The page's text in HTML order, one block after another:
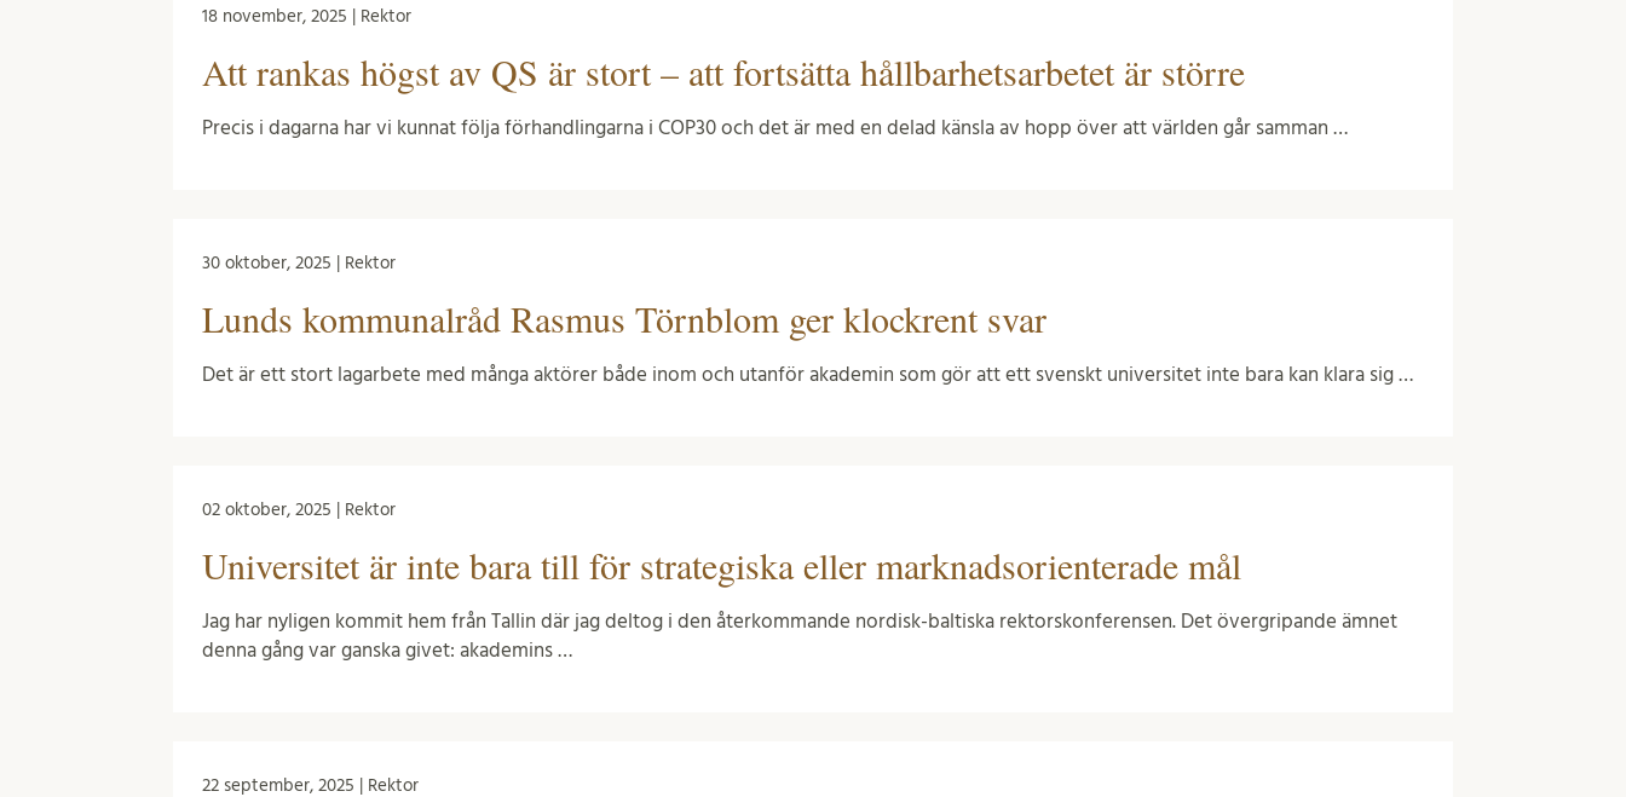
18 november, 2025 | Rektor
Att rankas högst av QS är stort – att fortsätta hållbarhetsarbetet är större
Precis i dagarna har vi kunnat följa förhandlingarna i COP30 och det är med en delad känsla av hopp över att världen går samman …
30 oktober, 2025 | Rektor
Lunds kommunalråd Rasmus Törnblom ger klockrent svar
Det är ett stort lagarbete med många aktörer både inom och utanför akademin som gör att ett svenskt universitet inte bara kan klara sig …
02 oktober, 2025 | Rektor
Universitet är inte bara till för strategiska eller marknadsorienterade mål
Jag har nyligen kommit hem från Tallin där jag deltog i den återkommande nordisk-baltiska rektorskonferensen. Det övergripande ämnet
denna gång var ganska givet: akademins …
22 september, 2025 | Rektor